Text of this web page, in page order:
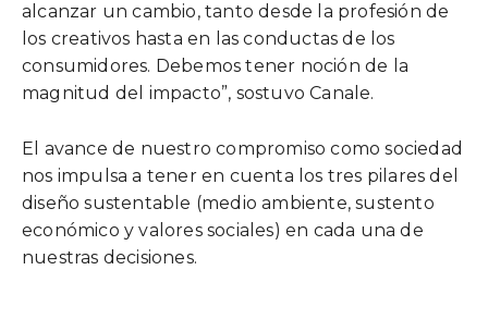
alcanzar un cambio, tanto desde la profesión de
los creativos hasta en las conductas de los
consumidores. Debemos tener noción de la
magnitud del impacto”, sostuvo Canale.
El avance de nuestro compromiso como sociedad
nos impulsa a tener en cuenta los tres pilares del
diseño sustentable (medio ambiente, sustento
económico y valores sociales) en cada una de
nuestras decisiones.